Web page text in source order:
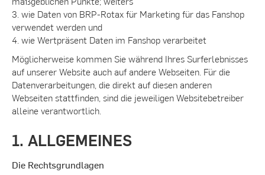
3. wie Daten von BRP-Rotax für Marketing für das Fanshop
verwendet werden und
4. wie Wertpräsent Daten im Fanshop verarbeitet
Möglicherweise kommen Sie während Ihres Surferlebnisses
auf unserer Website auch auf andere Webseiten. Für die
Datenverarbeitungen, die direkt auf diesen anderen
Webseiten stattfinden, sind die jeweiligen Websitebetreiber
alleine verantwortlich.
1. ALLGEMEINES
Die Rechtsgrundlagen